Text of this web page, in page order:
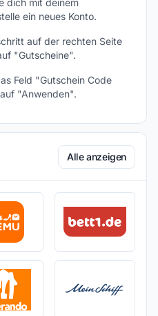
dich mit deinem
ein neues Konto.
auf der rechten Seite
"Gutscheine".
Feld "Gutschein Code
"Anwenden".
Alle anzeigen